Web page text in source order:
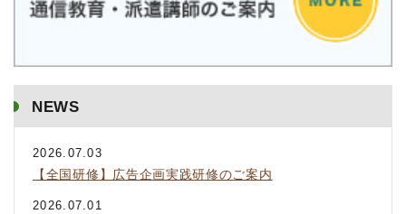
NEWS
2026.07.03
【全国研修】広告企画実践研修のご案内
2026.07.01